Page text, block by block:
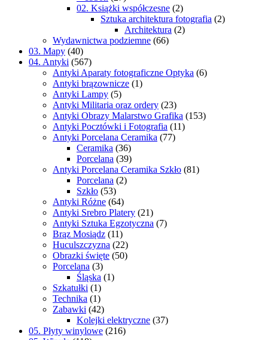
02. Książki współczesne (2)
Sztuka architektura fotografia (2)
Architektura (2)
Wydawnictwa podziemne (66)
03. Mapy (40)
04. Antyki (567)
Antyki Aparaty fotograficzne Optyka (6)
Antyki brązownicze (1)
Antyki Lampy (5)
Antyki Militaria oraz ordery (23)
Antyki Obrazy Malarstwo Grafika (153)
Antyki Pocztówki i Fotografia (11)
Antyki Porcelana Ceramika (77)
Ceramika (36)
Porcelana (39)
Antyki Porcelana Ceramika Szkło (81)
Porcelana (2)
Szkło (53)
Antyki Różne (64)
Antyki Srebro Platery (21)
Antyki Sztuka Egzotyczna (7)
Brąz Mosiądz (11)
Huculszczyzna (22)
Obrazki święte (50)
Porcelana (3)
Śląska (1)
Szkatułki (1)
Technika (1)
Zabawki (42)
Kolejki elektryczne (37)
05. Płyty winylowe (216)